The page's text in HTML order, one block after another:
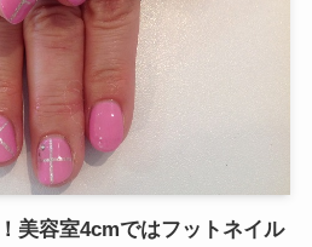
美容室4cmではフットネイル